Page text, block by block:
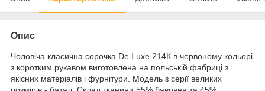
Опис
Чоловіча класична сорочка De Luxe 214К в червоному кольорі
з коротким рукавом виготовлена на польській фабриці з
якісних матеріалів і фурнітури. Модель з серії великих